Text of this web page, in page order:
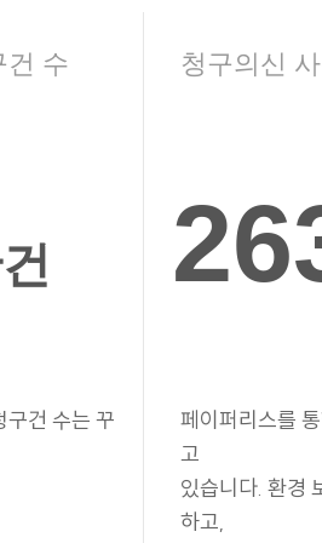
건 수
구건 수는 꾸
청구의신
페이퍼리스를
고
있습니다. 환경
하고,